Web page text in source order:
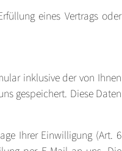
eines Vertrags oder
inklusive der von Ihnen
gespeichert. Diese Daten
Ihrer Einwilligung (Art. 6